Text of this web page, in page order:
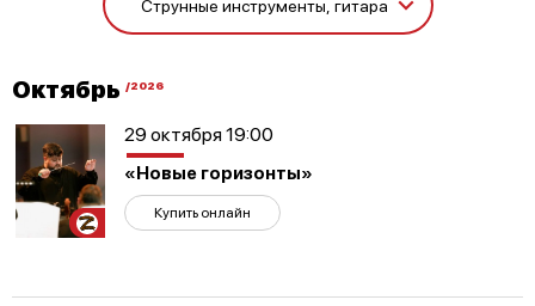
Октябрь /2026
Участникам
СВО
29 октября 19:00
«Новые горизонты»
Купить онлайн